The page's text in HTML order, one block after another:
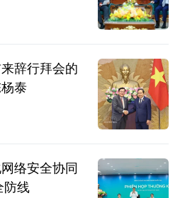
辞行拜会的
泰
络安全协同
防线